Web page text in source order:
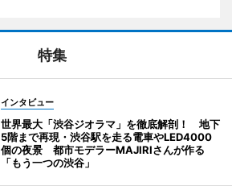
特集
インタビュー
世界最大「渋谷ジオラマ」を徹底解剖！ 地下
5階まで再現・渋谷駅を走る電車やLED4000
個の夜景 都市モデラーMAJIRIさんが作る
「もう一つの渋谷」